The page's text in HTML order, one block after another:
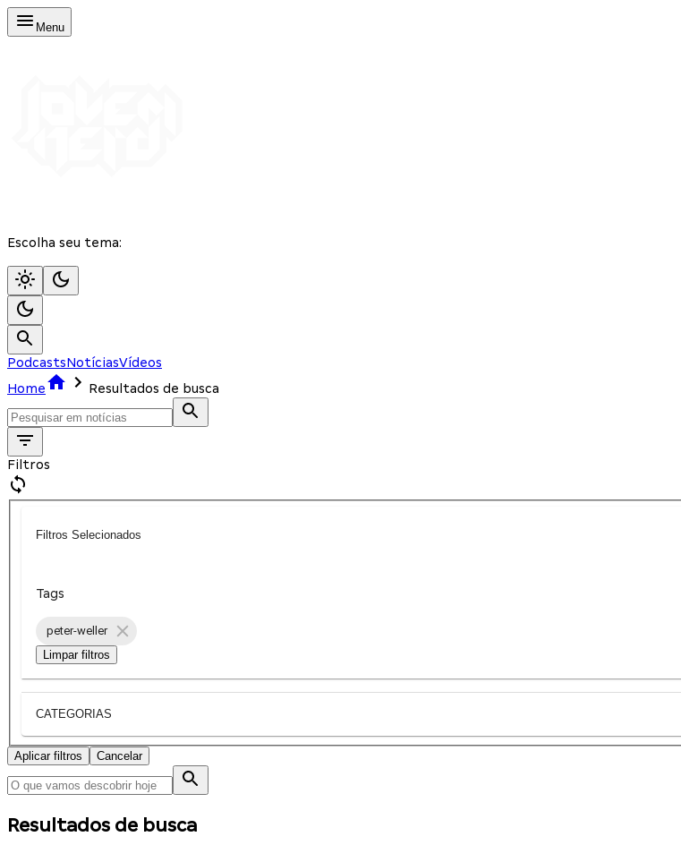
Menu
Escolha seu tema:
PodcastsNotíciasVídeos
Home
Resultados de busca
Filtros
Filtros Selecionados
Tags
peter-weller
Limpar filtros
CATEGORIAS
Aplicar filtros Cancelar
Resultados de busca